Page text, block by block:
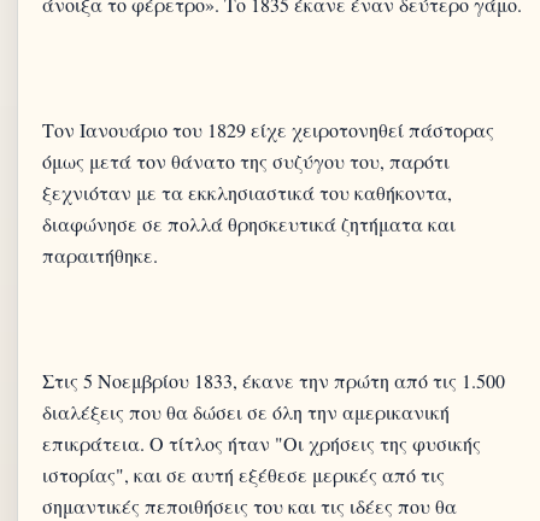
Τον Ιανουάριο του 1829 είχε χειροτονηθεί πάστορας
όμως μετά τον θάνατο της συζύγου του, παρότι
ξεχνιόταν με τα εκκλησιαστικά του καθήκοντα,
διαφώνησε σε πολλά θρησκευτικά ζητήματα και
Στις 5 Νοεμβρίου 1833, έκανε την πρώτη από τις 1.500
διαλέξεις που θα δώσει σε όλη την αμερικανική
επικράτεια. Ο τίτλος ήταν "Οι χρήσεις της φυσικής
ιστορίας", και σε αυτή εξέθεσε μερικές από τις
σημαντικές πεποιθήσεις του και τις ιδέες που θα